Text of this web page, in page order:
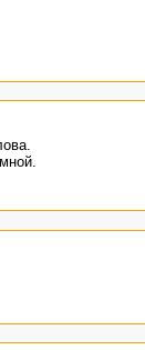
(там-
это